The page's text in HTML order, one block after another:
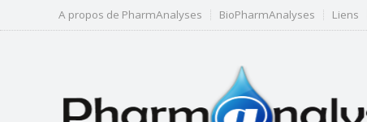
A propos de PharmAnalyses BioPharmAnalyses Liens